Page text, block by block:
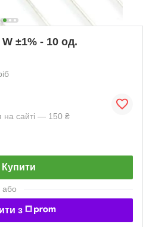
±1% - 10 од.
на сайті — 150 ₴
Купити
або
з